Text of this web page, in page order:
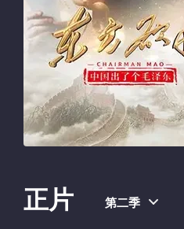
正片 第二季